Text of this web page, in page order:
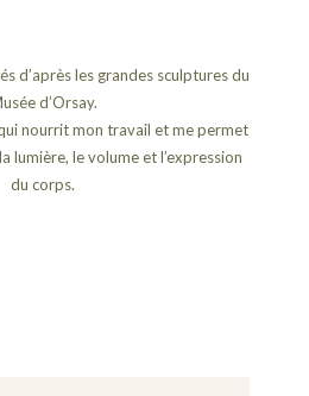
d’après les grandes sculptures du
d’Orsay.
nourrit mon travail et me permet
lumière, le volume et l’expression
du corps.